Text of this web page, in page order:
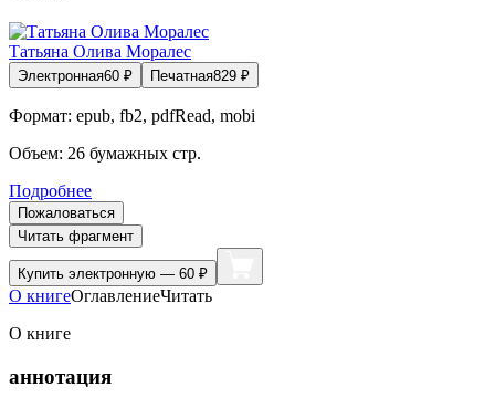
Татьяна Олива Моралес
Электронная60 ₽ Печатная829 ₽
Формат: epub, fb2, pdfRead, mobi
Объем: 26 бумажных стр.
Подробнее
Пожаловаться
Читать фрагмент
Купить электронную — 60 ₽
О книгеОглавлениеЧитать
О книге
аннотация